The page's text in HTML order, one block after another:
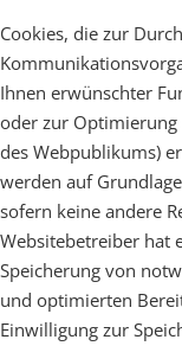
Cookies, die zur
Ihnen erwünschter
oder zur Optimierung
des Webpublikums)
werden auf
sofern keine andere
Websitebetreiber hat
Speicherung von
und optimierten
Einwilligung zur